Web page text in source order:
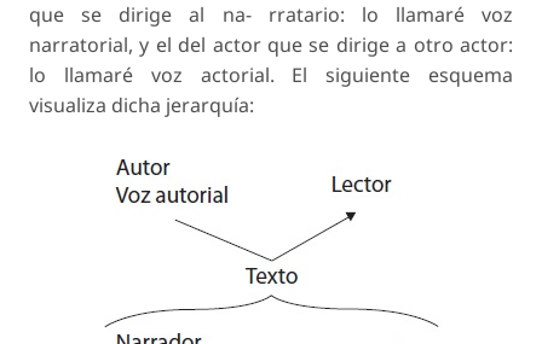
que se dirige al na- rratario: lo llamaré voz
narratorial, y el del actor que se dirige a otro actor:
lo llamaré voz actorial. El siguiente esquema
visualiza dicha jerarquía: